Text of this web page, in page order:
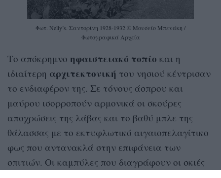
Φωτ. Nelly’s. Σαντορίνη 1928-1932 © Μουσείο Μπενάκη /
Φωτογραφικά Αρχεία
Το απόκρημνο ηφαιστειακό τοπίο και η
ιδιαίτερη αρχιτεκτονική του νησιού κέντρισαν
το ενδιαφέρον της. Σε τόνους άσπρου και
μαύρου ισορροπούν αρμονικά οι σκούρες
αποχρώσεις της λάβας και το βαθύ μπλε της
θάλασσας με το εκτυφλωτικό αιγαιοπελαγίτικο
φως που αντανακλά στην επιφάνεια των
σπιτιών. Οι καμπύλες που διαγράφουν οι σκιές